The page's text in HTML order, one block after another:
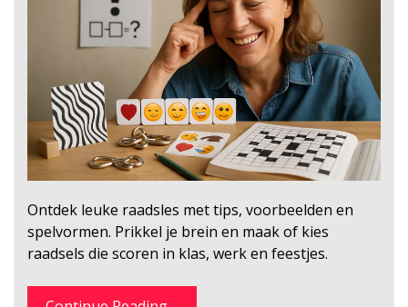
Ontdek leuke raadsles met tips, voorbeelden en
spelvormen. Prikkel je brein en maak of kies
raadsels die scoren in klas, werk en feestjes.